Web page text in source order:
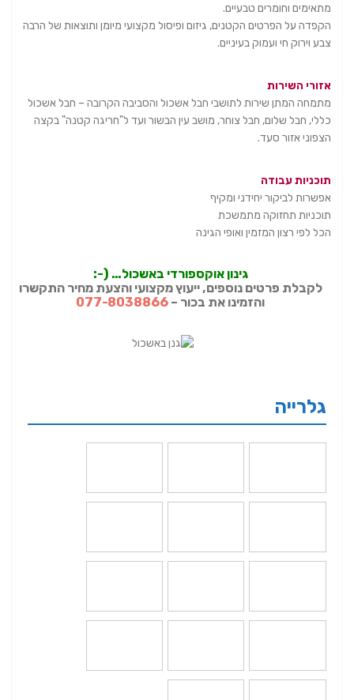
מתאימים וחומרים טבעיים.
הקפדה על הפרטים הקטנים, גיזום ופיסול מקצועי מיומן ותוצאות של הרבה
צבע וירוק חי ועמוק בעיניים.
אזורי השירות
מתמחה המתן שירות לתושבי חבל אשכול והסביבה הקרובה – חבל אשכול
כללי, חבל שלום, חבל צוחר, מושב עין הבשור ועד ל"חריגה קטנה" בקצה
הצפוני אזור סעד.
תוכניות עבודה
אפשרות לביקור יחידני ומקיף
תוכניות תחזוקה מתמשכת
הכל לפי רצון המזמין ואופי הגינה
גינון אוקספורדי באשכול… (-:
לקבלת פרטים נוספים, ייעוץ מקצועי והצעת מחיר התקשרו
והזמינו את בכור – 077-8038866
גלרייה